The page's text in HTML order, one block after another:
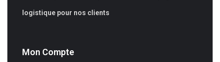
logistique pour nos clients
Mon Compte